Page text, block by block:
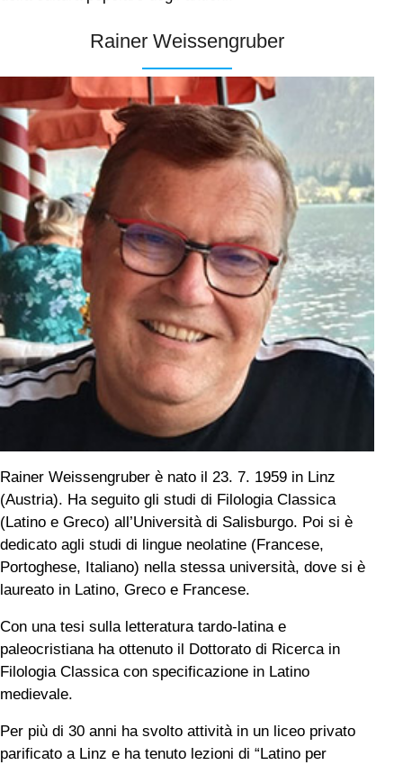
Rainer Weissengruber
Rainer Weissengruber è nato il 23. 7. 1959 in Linz
(Austria). Ha seguito gli studi di Filologia Classica
(Latino e Greco) all’Università di Salisburgo. Poi si è
dedicato agli studi di lingue neolatine (Francese,
Portoghese, Italiano) nella stessa università, dove si è
laureato in Latino, Greco e Francese.
Con una tesi sulla letteratura tardo-latina e
paleocristiana ha ottenuto il Dottorato di Ricerca in
Filologia Classica con specificazione in Latino
medievale.
Per più di 30 anni ha svolto attività in un liceo privato
parificato a Linz e ha tenuto lezioni di “Latino per